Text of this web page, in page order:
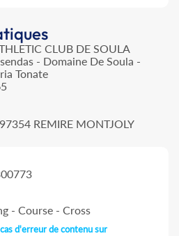
CLUB DE SOULA
- Domaine De Soula -
Tonate
REMIRE MONTJOLY
- Course - Cross
d'erreur de contenu sur